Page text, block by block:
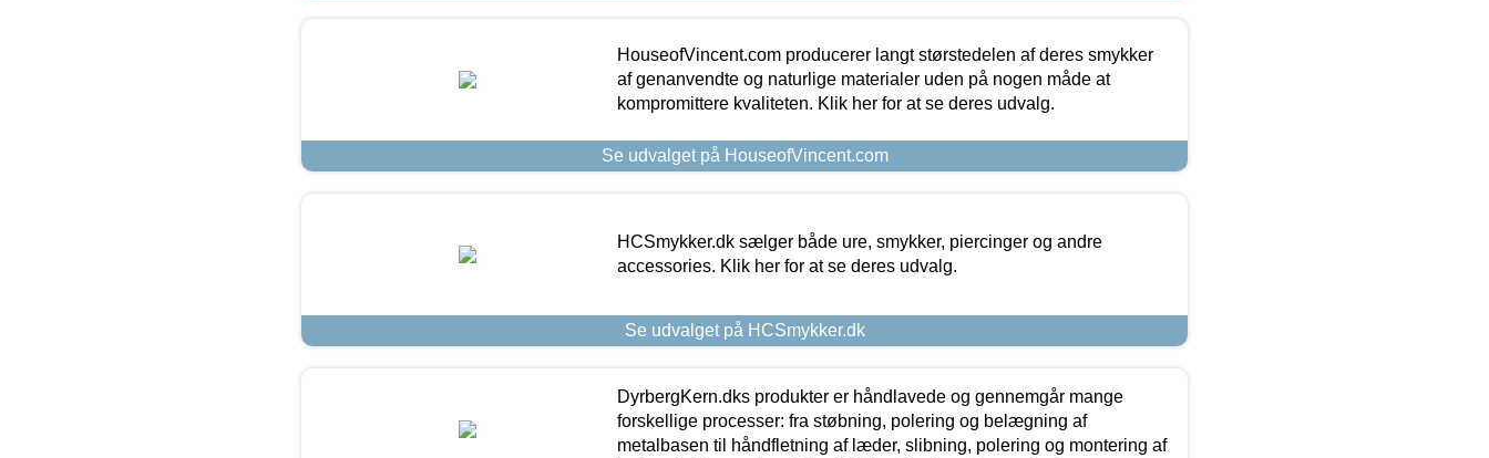
HouseofVincent.com producerer langt størstedelen af deres smykker
af genanvendte og naturlige materialer uden på nogen måde at
kompromittere kvaliteten. Klik her for at se deres udvalg.
Se udvalget på HouseofVincent.com
HCSmykker.dk sælger både ure, smykker, piercinger og andre
accessories. Klik her for at se deres udvalg.
Se udvalget på HCSmykker.dk
DyrbergKern.dks produkter er håndlavede og gennemgår mange
forskellige processer: fra støbning, polering og belægning af
metalbasen til håndfletning af læder, slibning, polering og montering af